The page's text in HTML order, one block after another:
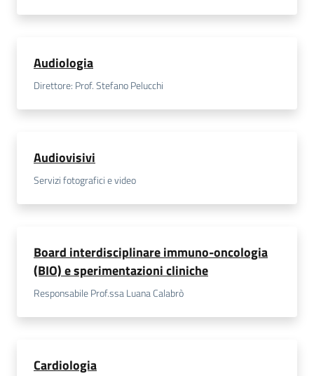
Audiologia
Direttore: Prof. Stefano Pelucchi
Audiovisivi
Servizi fotografici e video
Board interdisciplinare immuno-oncologia
(BIO) e sperimentazioni cliniche
Responsabile Prof.ssa Luana Calabrò
Cardiologia